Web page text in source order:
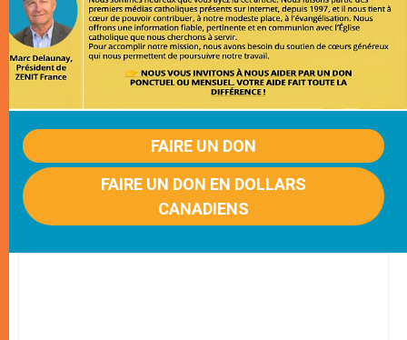
FAIRE UN DON
FAIRE UN DON EN DOLLARS
CANADIENS